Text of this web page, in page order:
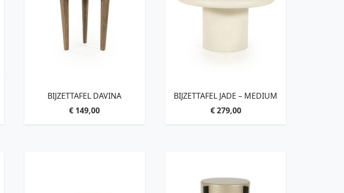
BIJZETTAFEL DAVINA
€ 149,00
BIJZETTAFEL JADE – MEDIUM
€279,00